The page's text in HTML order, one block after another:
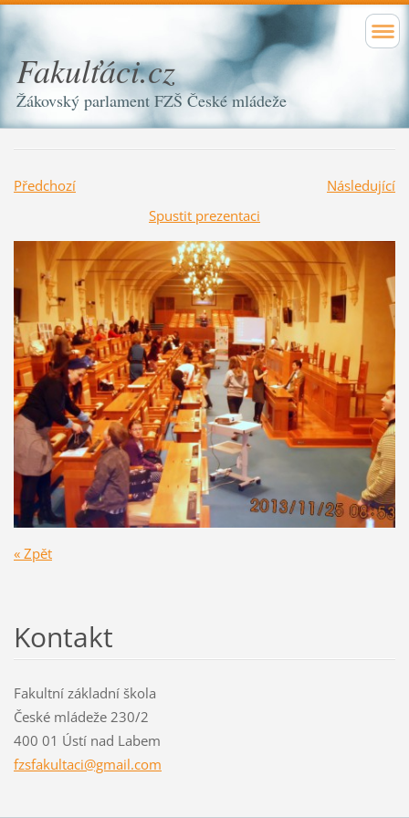
Fakulťáci.cz
Žákovský parlament FZŠ České mládeže
Předchozí
Následující
Spustit prezentaci
« Zpět
Kontakt
Fakultní základní škola
České mládeže 230/2
400 01 Ústí nad Labem
fzsfakultaci@gmail.com